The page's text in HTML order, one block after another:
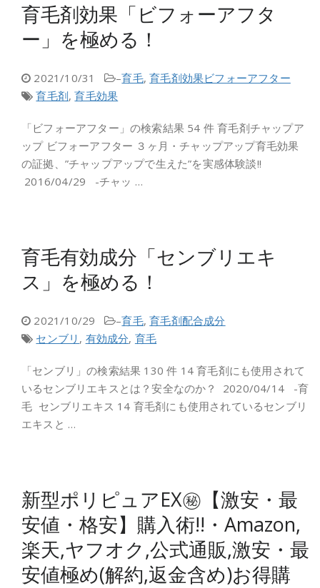
育毛剤効果「ビフォーアフタ
ー」を極める！
2021/10/31 –育毛,育毛剤効果ビフォーアフター
育毛剤,育毛効果
「ビフォーアフター」の検索結果 54 件 育毛剤チャップア
ップ ビフォーアフター ３ヶ月・チャップアップ育毛効果
の証拠、”チャップアップで生えた”を実感体験談!!
2016/04/29 -チャッ …
育毛有効成分「センブリエキ
ス」を極める！
2021/10/29 –育毛,育毛剤配合成分
センブリ , 有効成分, 育毛
「センブリ」の検索結果 130 件 14 育毛剤にも使用されて
いるセンブリエキスとは？安全なのか？ 2020/04/14 -育
毛 センブリエキス 14 育毛剤にも使用されているセンブリ
エキスと …
新型ポリピュアEX㊙【激安・最
安値・格安】購入術!!・Amazon,
楽天,ヤフオク,公式通販,激安・最
安値極め(解約,返金含め)お得購